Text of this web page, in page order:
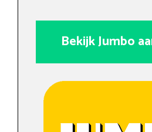
Bekijk Jumbo